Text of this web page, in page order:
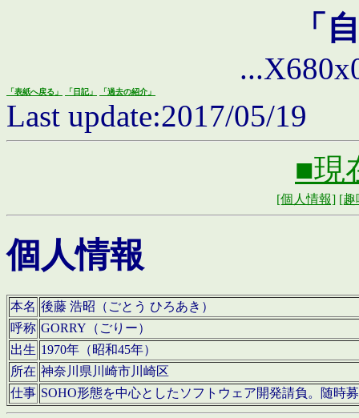
「
「表紙へ戻る」 「日記」 「過去の紹介」
Last update:2017/05/19
■現
[個人情報] [趣
個人情報
本名 後藤 浩昭（ごとう ひろあき）
呼称 GORRY（ごりー）
出生 1970年（昭和45年）
所在 神奈川県川崎市川崎区
仕事 SOHO形態を中心としたソフトウェア開発請負。随時